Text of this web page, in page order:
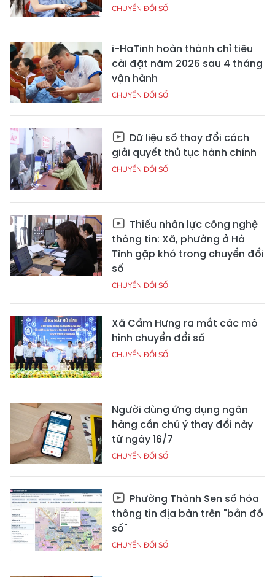
CHUYỂN ĐỔI SỐ
i-HaTinh hoàn thành chỉ tiêu
cài đặt năm 2026 sau 4 tháng
vận hành
CHUYỂN ĐỔI SỐ
Dữ liệu số thay đổi cách
giải quyết thủ tục hành chính
CHUYỂN ĐỔI SỐ
Thiếu nhân lực công nghệ
thông tin: Xã, phường ở Hà
Tĩnh gặp khó trong chuyển đổi
số
CHUYỂN ĐỔI SỐ
Xã Cẩm Hưng ra mắt các mô
hình chuyển đổi số
CHUYỂN ĐỔI SỐ
Người dùng ứng dụng ngân
hàng cần chú ý thay đổi này
từ ngày 16/7
CHUYỂN ĐỔI SỐ
Phường Thành Sen số hóa
thông tin địa bàn trên "bản đồ
số"
CHUYỂN ĐỔI SỐ